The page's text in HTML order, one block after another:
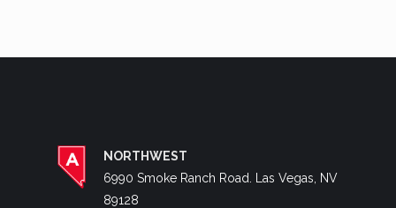
NORTHWEST
6990 Smoke Ranch Road. Las Vegas, NV
89128